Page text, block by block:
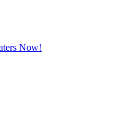
Now!